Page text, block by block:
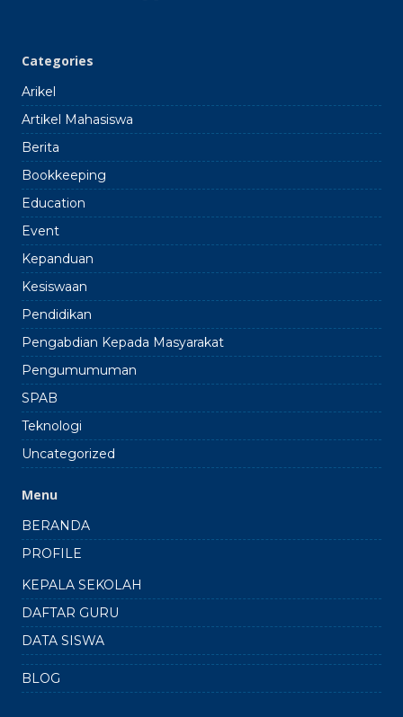
Categories
Arikel
Artikel Mahasiswa
Berita
Bookkeeping
Education
Event
Kepanduan
Kesiswaan
Pendidikan
Pengabdian Kepada Masyarakat
Pengumumuman
SPAB
Teknologi
Uncategorized
Menu
BERANDA
PROFILE
KEPALA SEKOLAH
DAFTAR GURU
DATA SISWA
BLOG